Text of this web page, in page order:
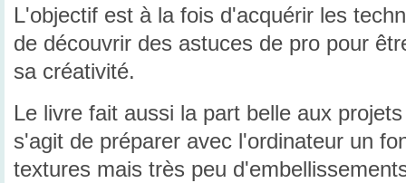
L'objectif est à la fois d'acquérir les
de découvrir des astuces de pro pour
sa créativité.
Le livre fait aussi la part belle aux
s'agit de préparer avec l'ordinateur un
textures mais très peu